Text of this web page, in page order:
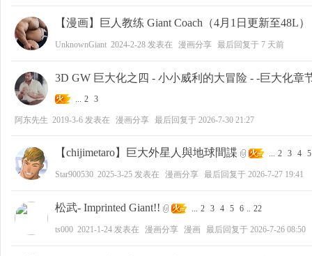
【漫画】巨人教练 Giant Coach（4月1日更新至48L）
UnknownGiant 2024-2-28 发表在 漫画分享 最后回复于 7 天前
3D GW 巨大化之四 - 小小威利的大冒险 - -巨大化章
... 2 3
阿东先生 2019-3-6 发表在 漫画分享 最后回复于 2026-7-30 21:27
【chijimetaro】巨大外星人與地球間諜 ... 2 3 4 5
Star900530 2025-3-25 发表在 漫画分享 最后回复于 2026-7-27 19:41
松武- Imprinted Giant!! ... 2 3 4 5 6 .. 22
ts000 2021-1-24 发表在 漫画分享 漫画 最后回复于 2026-7-26 08:50